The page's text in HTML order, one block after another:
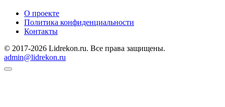
О проекте
Политика конфиденциальности
Контакты
© 2017-2026 Lidrekon.ru. Все права защищены.
admin@lidrekon.ru